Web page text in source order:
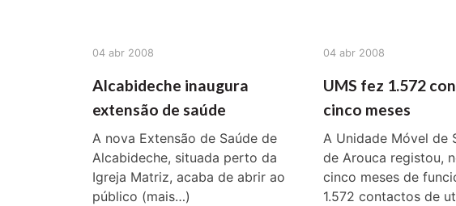
04 abr 2008
Alcabideche inaugura
extensão de saúde
A nova Extensão de Saúde de
Alcabideche, situada perto da
Igreja Matriz, acaba de abrir ao
público (mais…)
04 abr 2008
UMS fez 1.572
cinco meses
A Unidade Móvel de
de Arouca registou,
cinco meses de
1.572 contactos de